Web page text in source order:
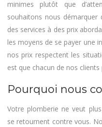
minimes plutôt que
souhaitons nous
des services à des prix
les moyens de se payer une
nos prix respectent les
est que chacun de nos
Pourquoi nous
Votre plomberie ne veut
se retournent contre vous.